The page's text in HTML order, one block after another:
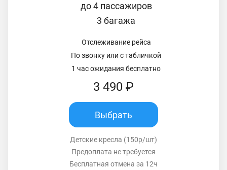
до 4 пассажиров
3 багажа
Отслеживание рейса
По звонку или с табличкой
1 час ожидания бесплатно
3 490 ₽
Выбрать
Детские кресла (150р/шт)
Предоплата не требуется
Бесплатная отмена за 12ч